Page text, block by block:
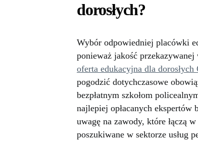
dorosłych?
Wybór odpowiedniej placówki
ponieważ jakość
oferta edukacyjna dla dorosłych
pogodzić dotychczasowe
bezpłatnym szkołom
najlepiej opłacanych
uwagę na zawody, które łączą
poszukiwane w sektorze usług